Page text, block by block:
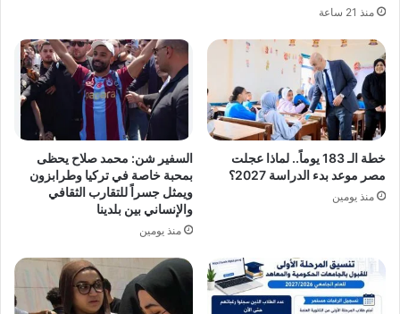
منذ 21 ساعة
خطة الـ 183 يوماً.. لماذا عجلت
مصر موعد بدء الدراسة 2027؟
منذ يومين
السفير شن: محمد صلاح يحظى
بمحبة خاصة في تركيا وطرابزون
ويمثل جسراً للتقارب الثقافي
والإنساني بين بلدينا
منذ يومين